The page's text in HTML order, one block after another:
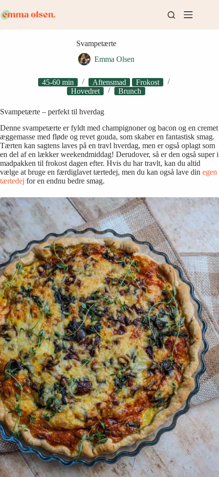
til
indhold
Svampetærte
Emma Olsen
45-60 min Aftensmad
Frokost
Hovedret
Brunch
Svampetærte – perfekt til hverdag
Denne svampetærte er fyldt med champignoner og bacon og en cremet
æggemasse med fløde og revet gouda, som skaber en fantastisk smag.
Tærten kan sagtens laves på en travl hverdag, men er også oplagt som
en del af en lækker weekendmiddag! Derudover, så er den også super i
madpakken til frokost dagen efter. Hvis du har travlt, kan du altid
vælge at bruge en færdiglavet tærtedej, men du kan også lave din egen
tærtedej for en endnu bedre smag.